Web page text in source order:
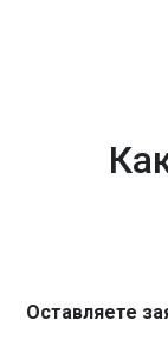
Оставляете